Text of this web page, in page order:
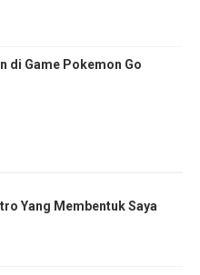
di Game Pokemon Go
Yang Membentuk Saya